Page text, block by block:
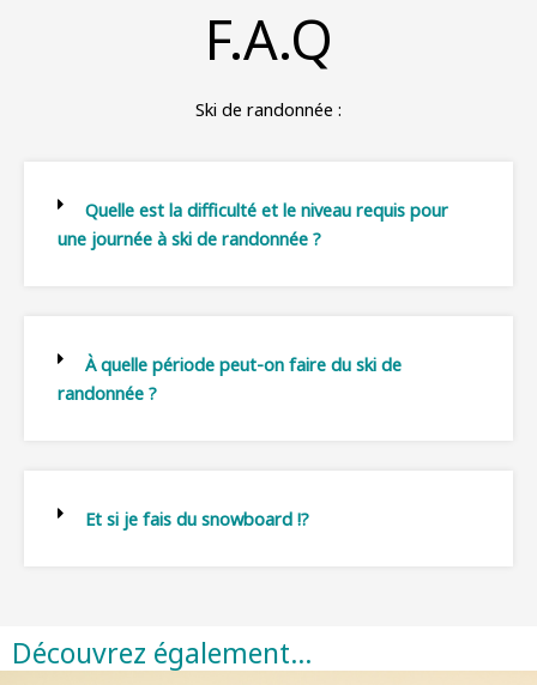
F.A.Q
Ski de randonnée :
Quelle est la difficulté et le niveau requis pour
une journée à ski de randonnée ?
À quelle période peut-on faire du ski de
randonnée ?
Et si je fais du snowboard !?
Découvrez également…